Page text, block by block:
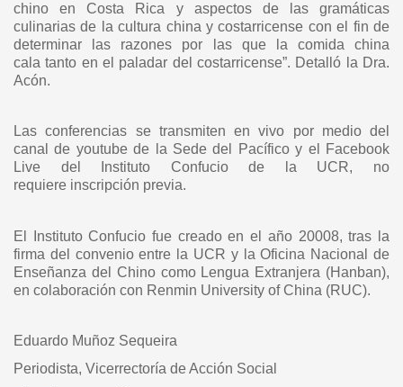
chinoen Costa Rica y aspectos de las gramáticas
culinarias de la cultura china ycostarricense con el fin de
determinar las razones por las que la comida china
calatanto en el paladar del costarricense”. Detalló la Dra.
Acón.
Las conferencias se transmiten en vivo por medio del
canal de youtube de la Sededel Pacífico y el Facebook
Live del Instituto Confucio de la UCR, no
requiere inscripción previa.
El Instituto Confucio fue creado en el año 20008, tras la
firma del convenio entre la UCR y la Oficina Nacional de
Enseñanza del Chino como Lengua Extranjera (Hanban),
en colaboración con Renmin University of China (RUC).
Eduardo Muñoz Sequeira
Periodista, Vicerrectoría de Acción Social